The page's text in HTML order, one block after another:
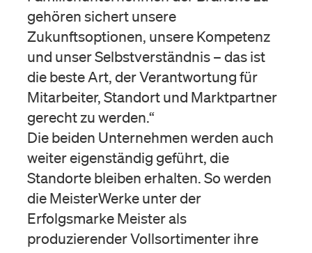
gehören sichert unsere
Zukunftsoptionen, unsere Kompetenz
und unser Selbstverständnis – das ist
die beste Art, der Verantwortung für
Mitarbeiter, Standort und Marktpartner
gerecht zu werden.“
Die beiden Unternehmen werden auch
weiter eigenständig geführt, die
Standorte bleiben erhalten. So werden
die MeisterWerke unter der
Erfolgsmarke Meister als
produzierender Vollsortimenter ihre